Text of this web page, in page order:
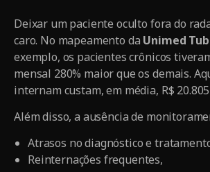
Deixar um paciente oculto fora do
caro. No mapeamento da Unimed
exemplo, os pacientes crônicos
mensal 280% maior que os demais.
internam custam, em média, R$
Além disso, a ausência de
Atrasos no diagnóstico e
Reinternações frequentes,